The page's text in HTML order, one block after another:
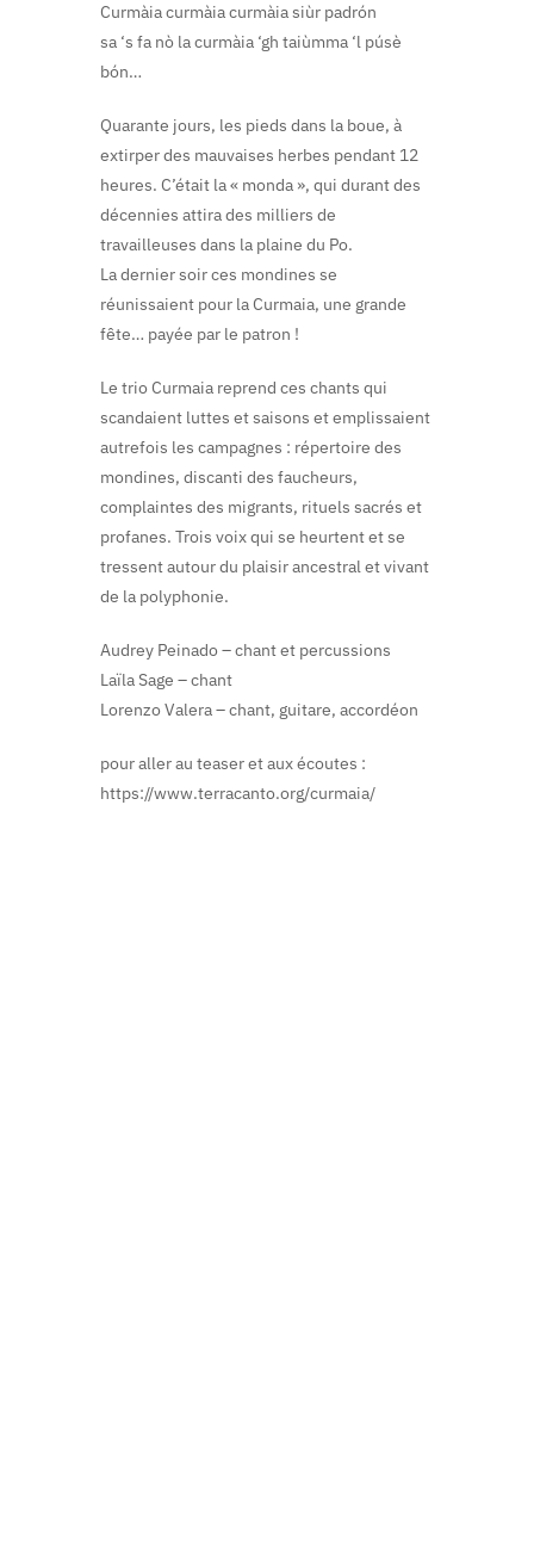
Curmàia curmàia curmàia siùr padrón
sa ‘s fa nò la curmàia ‘gh taiùmma ‘l púsè
bón…
Quarante jours, les pieds dans la boue, à
extirper des mauvaises herbes pendant 12
heures. C’était la « monda », qui durant des
décennies attira des milliers de
travailleuses dans la plaine du Po.
La dernier soir ces mondines se
réunissaient pour la Curmaia, une grande
fête… payée par le patron !
Le trio Curmaia reprend ces chants qui
scandaient luttes et saisons et emplissaient
autrefois les campagnes : répertoire des
mondines, discanti des faucheurs,
complaintes des migrants, rituels sacrés et
profanes. Trois voix qui se heurtent et se
tressent autour du plaisir ancestral et vivant
de la polyphonie.
Audrey Peinado – chant et percussions
Laïla Sage – chant
Lorenzo Valera – chant, guitare, accordéon
pour aller au teaser et aux écoutes :
https://www.terracanto.org/curmaia/